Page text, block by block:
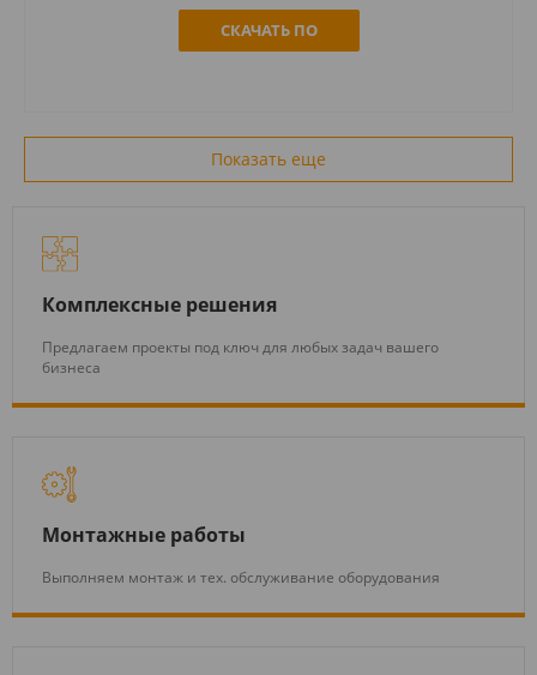
СКАЧАТЬ ПО
Показать еще
Комплексные решения
Предлагаем проекты под ключ для любых задач вашего
бизнеса
Монтажные работы
Выполняем монтаж и тех. обслуживание оборудования